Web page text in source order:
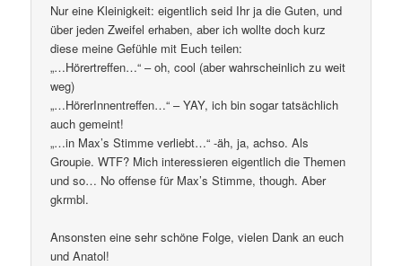
Nur eine Kleinigkeit: eigentlich seid Ihr ja die Guten, und
über jeden Zweifel erhaben, aber ich wollte doch kurz
diese meine Gefühle mit Euch teilen:
„…Hörertreffen…“ – oh, cool (aber wahrscheinlich zu weit
weg)
„…HörerInnentreffen…“ – YAY, ich bin sogar tatsächlich
auch gemeint!
„…in Max’s Stimme verliebt…“ -äh, ja, achso. Als
Groupie. WTF? Mich interessieren eigentlich die Themen
und so… No offense für Max’s Stimme, though. Aber
gkrmbl.
Ansonsten eine sehr schöne Folge, vielen Dank an euch
und Anatol!